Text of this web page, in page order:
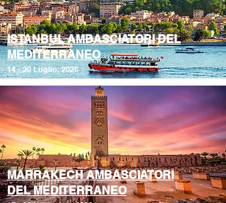
ISTANBUL AMBASCIATORI DEL
MEDITERRANEO
14 - 20 Luglio, 2026
MARRAKECH AMBASCIATORI
DEL MEDITERRANEO